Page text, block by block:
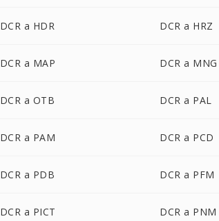
DCR a HDR DCR a HRZ
DCR a MAP DCR a MNG
DCR a OTB DCR a PAL
DCR a PAM DCR a PCD
DCR a PDB DCR a PFM
DCR a PICT DCR a PNM